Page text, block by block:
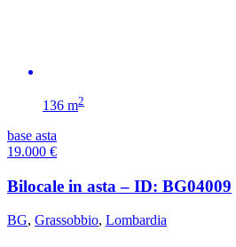
136 m2
base asta
19.000 €
Bilocale in asta – ID: BG04009
BG, Grassobbio, Lombardia